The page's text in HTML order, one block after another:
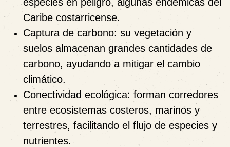
Caribe costarricense.
Captura de carbono: su vegetación y
suelos almacenan grandes cantidades de
carbono, ayudando a mitigar el cambio
climático.
Conectividad ecológica: forman corredores
entre ecosistemas costeros, marinos y
terrestres, facilitando el flujo de especies y
nutrientes.